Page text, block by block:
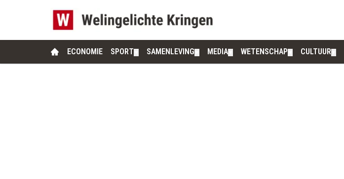
ECONOMIE SPORT SAMENLEVING MEDIA WETENSCHAP CULTUUR